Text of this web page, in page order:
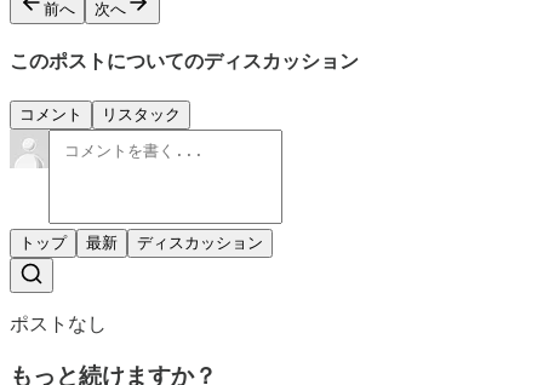
前へ 次へ
このポストについてのディスカッション
コメント リスタック
トップ 最新 ディスカッション
ポストなし
もっと続けますか？